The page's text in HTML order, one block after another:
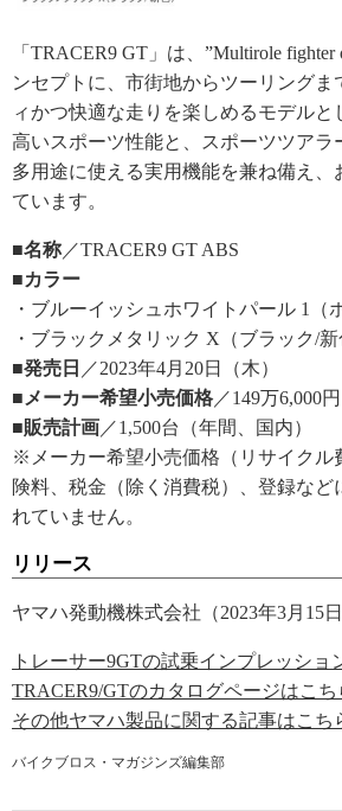
「TRACER9 GT」は、”Multirole fighter
ンセプトに、市街地からツーリングま
ィかつ快適な走りを楽しめるモデルと
高いスポーツ性能と、スポーツツアラ
多用途に使える実用機能を兼ね備え、
ています。
■名称 ／TRACER9 GT ABS
■カラー
・ブルーイッシュホワイトパール 1（
・ブラックメタリック X（ブラック/新
■発売日 ／2023年4月20日（木）
■メーカー希望小売価格 ／149万6,000
■販売計画 ／1,500台（年間、国内）
※メーカー希望小売価格（リサイクル
険料、税金（除く消費税）、登録など
れていません。
リリース
ヤマハ発動機株式会社（2023年3月15日
トレーサー9GTの試乗インプレッショ
TRACER9/GTのカタログページはこち
その他ヤマハ製品に関する記事はこち
バイクブロス・マガジンズ編集部